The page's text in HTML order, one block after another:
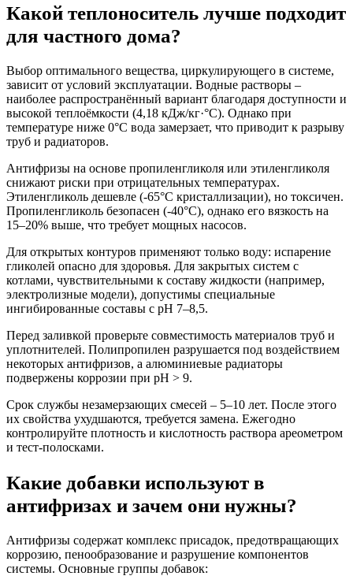
Какой теплоноситель лучше подходит
для частного дома?
Выбор оптимального вещества, циркулирующего в системе,
зависит от условий эксплуатации. Водные растворы –
наиболее распространённый вариант благодаря доступности и
высокой теплоёмкости (4,18 кДж/кг·°C). Однако при
температуре ниже 0°C вода замерзает, что приводит к разрыву
труб и радиаторов.
Антифризы на основе пропиленгликоля или этиленгликоля
снижают риски при отрицательных температурах.
Этиленгликоль дешевле (-65°C кристаллизации), но токсичен.
Пропиленгликоль безопасен (-40°C), однако его вязкость на
15–20% выше, что требует мощных насосов.
Для открытых контуров применяют только воду: испарение
гликолей опасно для здоровья. Для закрытых систем с
котлами, чувствительными к составу жидкости (например,
электролизные модели), допустимы специальные
ингибированные составы с pH 7–8,5.
Перед заливкой проверьте совместимость материалов труб и
уплотнителей. Полипропилен разрушается под воздействием
некоторых антифризов, а алюминиевые радиаторы
подвержены коррозии при pH > 9.
Срок службы незамерзающих смесей – 5–10 лет. После этого
их свойства ухудшаются, требуется замена. Ежегодно
контролируйте плотность и кислотность раствора ареометром
и тест-полосками.
Какие добавки используют в
антифризах и зачем они нужны?
Антифризы содержат комплекс присадок, предотвращающих
коррозию, пенообразование и разрушение компонентов
системы. Основные группы добавок: